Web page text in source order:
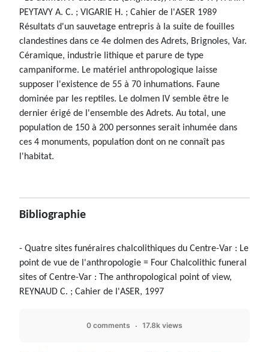
PEYTAVY A. C. ; VIGARIE H. ; Cahier de l'ASER 1989
Résultats d'un sauvetage entrepris à la suite de fouilles
clandestines dans ce 4e dolmen des Adrets, Brignoles, Var.
Céramique, industrie lithique et parure de type
campaniforme. Le matériel anthropologique laisse
supposer l'existence de 55 à 70 inhumations. Faune
dominée par les reptiles. Le dolmen IV semble être le
dernier érigé de l'ensemble des Adrets. Au total, une
population de 150 à 200 personnes serait inhumée dans
ces 4 monuments, population dont on ne connaît pas
l'habitat.
Bibliographie
- Quatre sites funéraires chalcolithiques du Centre-Var : Le
point de vue de l'anthropologie = Four Chalcolithic funeral
sites of Centre-Var : The anthropological point of view,
REYNAUD C. ; Cahier de l'ASER, 1997
0 comments 17.8k views